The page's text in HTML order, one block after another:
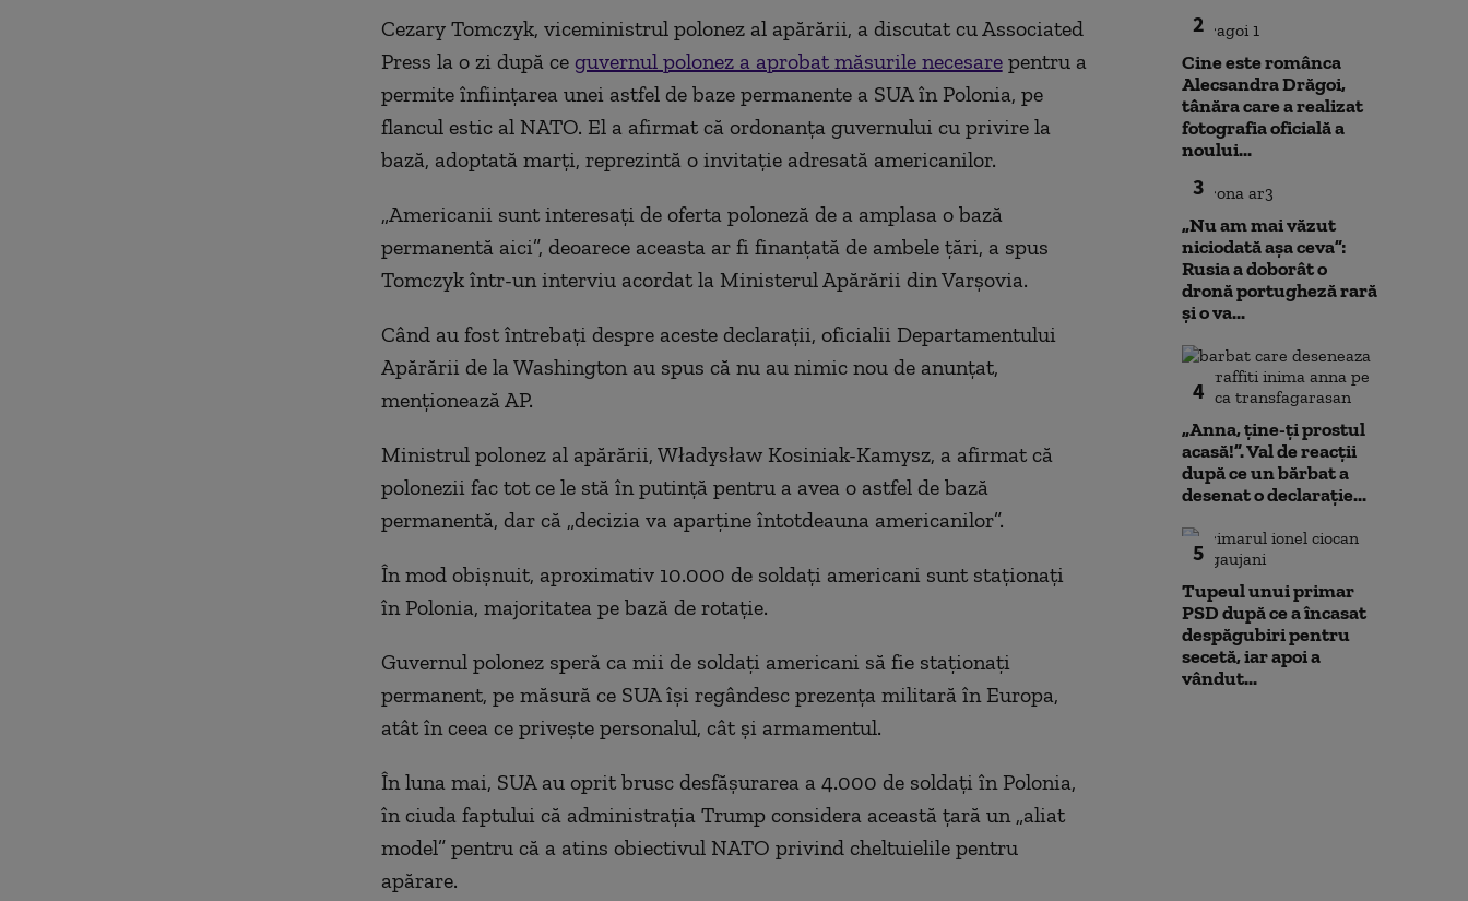
Cezary Tomczyk, viceministrul polonez al apărării, a discutat cu Associated
Press la o zi după ce guvernul polonez a aprobat măsurile necesarepentru a
permite înfiinţarea unei astfel de baze permanente a SUA în Polonia, pe
flancul estic al NATO. El a afirmat că ordonanţa guvernului cu privire la
bază, adoptată marţi, reprezintă o invitaţie adresată americanilor.
„Americanii sunt interesaţi de oferta poloneză de a amplasa o bază
permanentă aici”, deoarece aceasta ar fi finanţată de ambele ţări, a spus
Tomczyk într-un interviu acordat la Ministerul Apărării din Varşovia.
Când au fost întrebaţi despre aceste declaraţii, oficialii Departamentului
Apărării de la Washington au spus că nu au nimic nou de anunţat,
menţionează AP.
Ministrul polonez al apărării, Władysław Kosiniak-Kamysz, a afirmat că
polonezii fac tot ce le stă în putinţă pentru a avea o astfel de bază
permanentă, dar că „decizia va aparţine întotdeauna americanilor”.
În mod obişnuit, aproximativ 10.000 de soldaţi americani sunt staţionaţi
în Polonia, majoritatea pe bază de rotaţie.
Guvernul polonez speră ca mii de soldaţi americani să fie staţionaţi
permanent, pe măsură ce SUA îşi regândesc prezenţa militară în Europa,
atât în ceea ce priveşte personalul, cât şi armamentul.
În luna mai, SUA au oprit brusc desfăşurarea a 4.000 de soldaţi în Polonia,
în ciuda faptului că administraţia Trump considera această ţară un „aliat
model” pentru că a atins obiectivul NATO privind cheltuielile pentru
apărare.
2
Cine este românca
Alecsandra Drăgoi,
tânăra care a realizat
fotografia oficială a
noului...
3
„Nu am mai văzut
niciodată așa ceva”:
Rusia a doborât o
dronă portugheză rară
și o va...
4
„Anna, ţine-ţi prostul
acasă!”. Val de reacții
după ce un bărbat a
desenat o declarație...
5
Tupeul unui primar
PSD după ce a încasat
despăgubiri pentru
secetă, iar apoi a
vândut...